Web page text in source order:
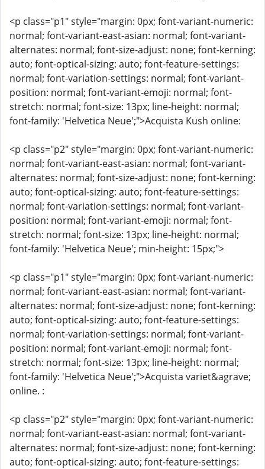
<p class="p1" style="margin: 0px; font-variant-numeric:
normal; font-variant-east-asian: normal; font-variant-
alternates: normal; font-size-adjust: none; font-kerning:
auto; font-optical-sizing: auto; font-feature-settings:
normal; font-variation-settings: normal; font-variant-
position: normal; font-variant-emoji: normal; font-
stretch: normal; font-size: 13px; line-height: normal;
font-family: 'Helvetica Neue';">Acquista Kush online:
<p class="p2" style="margin: 0px; font-variant-numeric:
normal; font-variant-east-asian: normal; font-variant-
alternates: normal; font-size-adjust: none; font-kerning:
auto; font-optical-sizing: auto; font-feature-settings:
normal; font-variation-settings: normal; font-variant-
position: normal; font-variant-emoji: normal; font-
stretch: normal; font-size: 13px; line-height: normal;
font-family: 'Helvetica Neue'; min-height: 15px;">
<p class="p1" style="margin: 0px; font-variant-numeric:
normal; font-variant-east-asian: normal; font-variant-
alternates: normal; font-size-adjust: none; font-kerning:
auto; font-optical-sizing: auto; font-feature-settings:
normal; font-variation-settings: normal; font-variant-
position: normal; font-variant-emoji: normal; font-
stretch: normal; font-size: 13px; line-height: normal;
font-family: 'Helvetica Neue';">Acquista variet&agrave;
online. :
<p class="p2" style="margin: 0px; font-variant-numeric:
normal; font-variant-east-asian: normal; font-variant-
alternates: normal; font-size-adjust: none; font-kerning:
auto; font-optical-sizing: auto; font-feature-settings: